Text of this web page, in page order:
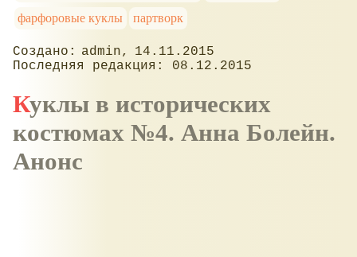
фарфоровые куклы
партворк
admin
14.11.2015
08.12.2015
Куклы в исторических
костюмах №4. Анна Болейн.
Анонс